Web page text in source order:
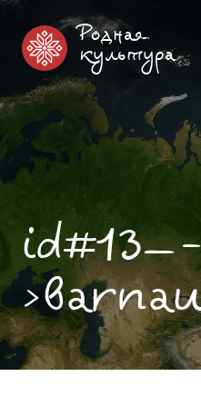
Родная
культура
id#13—-